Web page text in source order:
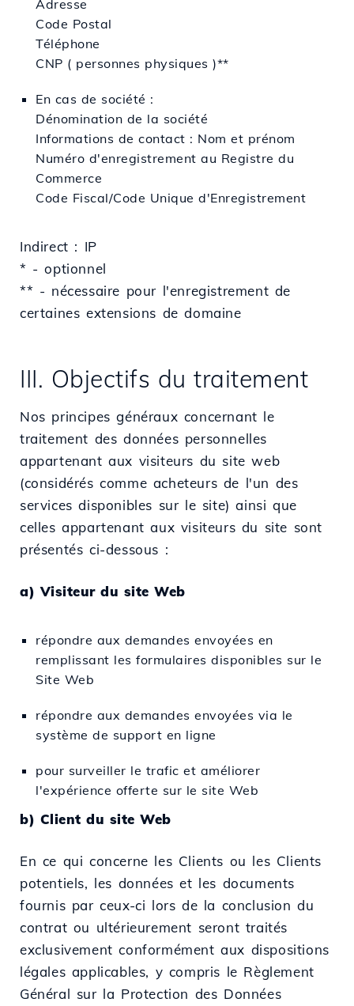
Adresse
Code Postal
Téléphone
CNP ( personnes physiques )**
En cas de société :
Dénomination de la société
Informations de contact : Nom et prénom
Numéro d'enregistrement au Registre du
Commerce
Code Fiscal/Code Unique d'Enregistrement
Indirect : IP
* - optionnel
** - nécessaire pour l'enregistrement de
certaines extensions de domaine
III. Objectifs du traitement
Nos principes généraux concernant le
traitement des données personnelles
appartenant aux visiteurs du site web
(considérés comme acheteurs de l'un des
services disponibles sur le site) ainsi que
celles appartenant aux visiteurs du site sont
présentés ci-dessous :
a) Visiteur du site Web
répondre aux demandes envoyées en
remplissant les formulaires disponibles sur le
Site Web
répondre aux demandes envoyées via le
système de support en ligne
pour surveiller le trafic et améliorer
l'expérience offerte sur le site Web
b) Client du site Web
En ce qui concerne les Clients ou les Clients
potentiels, les données et les documents
fournis par ceux-ci lors de la conclusion du
contrat ou ultérieurement seront traités
exclusivement conformément aux dispositions
légales applicables, y compris le Règlement
Général sur la Protection des Données